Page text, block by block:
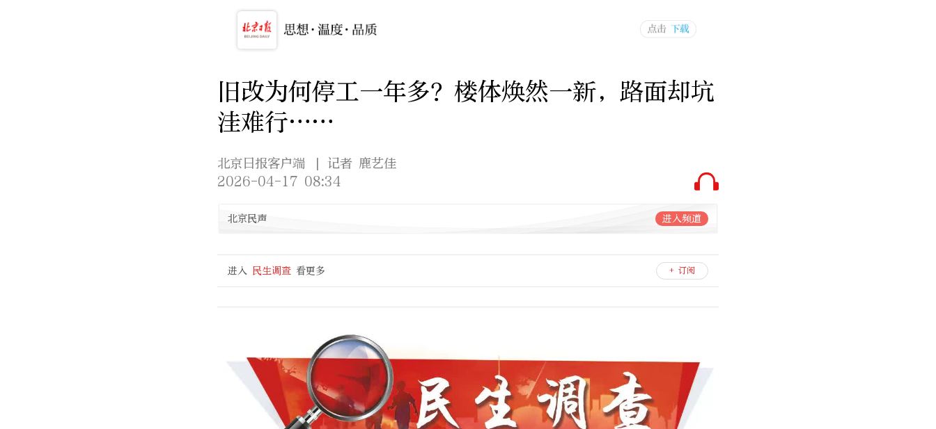
旧改为何停工一年多？楼体焕然一新，路面却坑
洼难行……
北京日报客户端
| 记者 鹿艺佳
2026-04-17 08:34
北京民声 进入频道
进入 民生调查 看更多 + 订阅